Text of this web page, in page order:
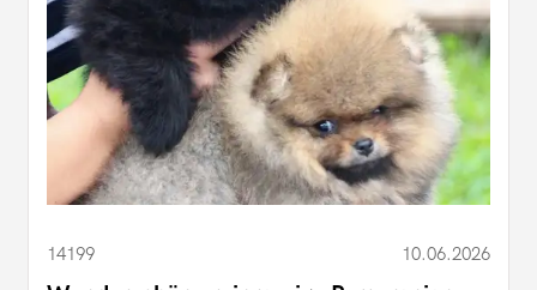
14199 10.06.2026